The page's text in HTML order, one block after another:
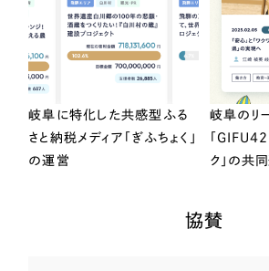
岐阜に特化した共感型ふる
さと納税メディア「ぎふちょく」
の運営
岐阜のリ
「GIFU42
ク」の共
協賛